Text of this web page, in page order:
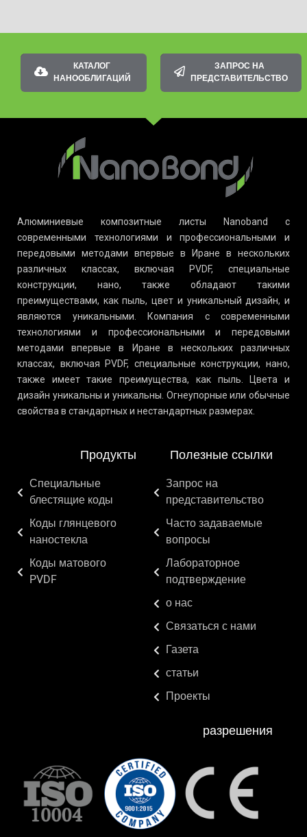
КАТАЛОГ
НАНООБЛИГАЦИЙ
ЗАПРОС НА
ПРЕДСТАВИТЕЛЬСТВО
Алюминиевые композитные листы Nanoband с
современными технологиями и профессиональными и
передовыми методами впервые в Иране в нескольких
различных классах, включая PVDF, специальные
конструкции, нано, также обладают такими
преимуществами, как пыль, цвет и уникальный дизайн, и
являются уникальными. Компания с современными
технологиями и профессиональными и передовыми
методами впервые в Иране в нескольких различных
классах, включая PVDF, специальные конструкции, нано,
также имеет такие преимущества, как пыль. Цвета и
дизайн уникальны и уникальны. Огнеупорные или обычные
свойства в стандартных и нестандартных размерах.
Продукты
Специальные
блестящие коды
Коды глянцевого
наностекла
Коды матового
PVDF
Полезные ссылки
Запрос на
представительство
Часто задаваемые
вопросы
Лабораторное
подтверждение
о нас
Связаться с нами
Газета
статьи
Проекты
разрешения